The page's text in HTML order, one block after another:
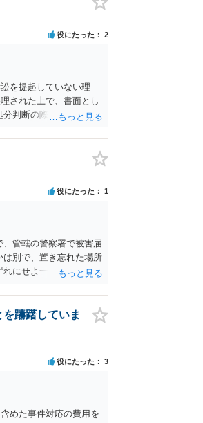
役にたった 2
を提起していない理
された上で、書面とし
判断の際、相談者さん
役にたった 1
管轄の警察署で被害届
別で、置き忘れた場所
にせよ一度対応を求め
躊躇していま
役にたった 3
めた事件対応の費用を